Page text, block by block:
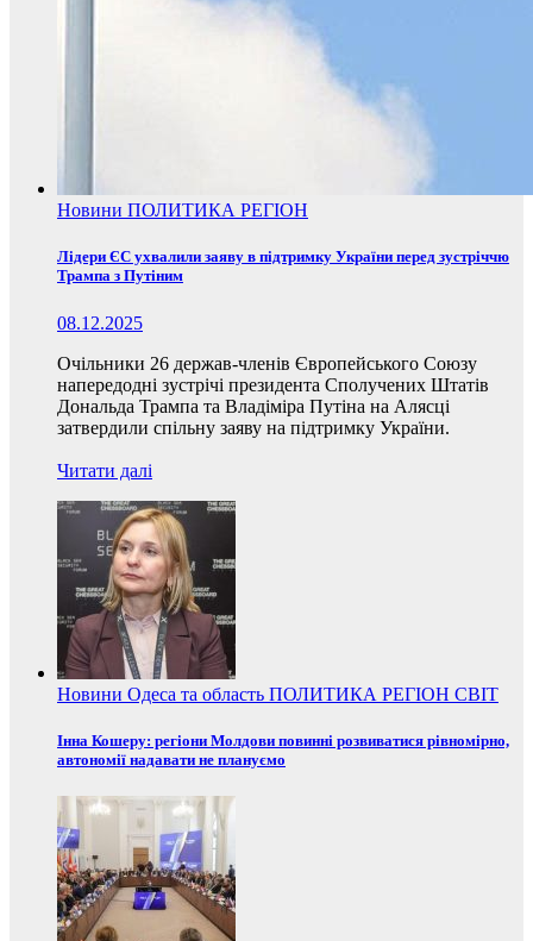
Новини ПОЛИТИКА РЕГІОН
Лідери ЄС ухвалили заяву в підтримку України перед зустріччю
Трампа з Путіним
08.12.2025
Очільники 26 держав-членів Європейського Союзу
напередодні зустрічі президента Сполучених Штатів
Дональда Трампа та Владіміра Путіна на Алясці
затвердили спільну заяву на підтримку України.
Читати далі
Новини Одеса та область ПОЛИТИКА РЕГІОН СВІТ
Інна Кошеру: регіони Молдови повинні розвиватися рівномірно,
автономії надавати не плануємо